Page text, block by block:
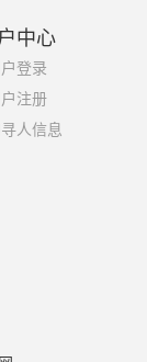
中心
登录
注册
人信息